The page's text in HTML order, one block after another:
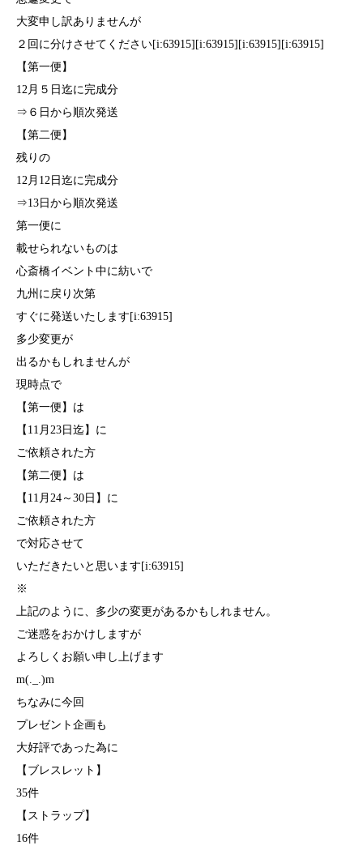
大変申し訳ありませんが
２回に分けさせてください[i:63915][i:63915][i:63915][i:63915]
【第一便】
12月５日迄に完成分
⇒６日から順次発送
【第二便】
残りの
12月12日迄に完成分
⇒13日から順次発送
第一便に
載せられないものは
心斎橋イベント中に紡いで
九州に戻り次第
すぐに発送いたします[i:63915]
多少変更が
出るかもしれませんが
現時点で
【第一便】は
【11月23日迄】に
ご依頼された方
【第二便】は
【11月24～30日】に
ご依頼された方
で対応させて
いただきたいと思います[i:63915]
※
上記のように、多少の変更があるかもしれません。
ご迷惑をおかけしますが
よろしくお願い申し上げます
m(._.)m
ちなみに今回
プレゼント企画も
大好評であった為に
【ブレスレット】
35件
【ストラップ】
16件